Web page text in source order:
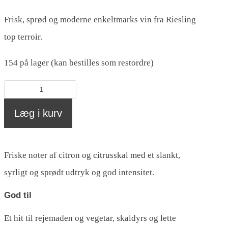
Frisk, sprød og moderne enkeltmarks vin fra Riesling
top terroir.
154 på lager (kan bestilles som restordre)
(0,75
L)
antal
Læg i kurv
Friske noter af citron og citrusskal med et slankt,
syrligt og sprødt udtryk og god intensitet.
God til
Et hit til rejemaden og vegetar, skaldyrs og lette